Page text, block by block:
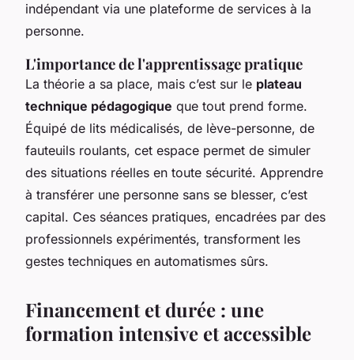
indépendant via une plateforme de services à la
personne.
L'importance de l'apprentissage pratique
La théorie a sa place, mais c’est sur le plateau
technique pédagogique que tout prend forme.
Équipé de lits médicalisés, de lève-personne, de
fauteuils roulants, cet espace permet de simuler
des situations réelles en toute sécurité. Apprendre
à transférer une personne sans se blesser, c’est
capital. Ces séances pratiques, encadrées par des
professionnels expérimentés, transforment les
gestes techniques en automatismes sûrs.
Financement et durée : une
formation intensive et accessible